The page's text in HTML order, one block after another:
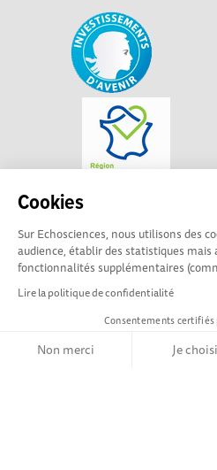
Cookies
Sur Echosciences, nous utilisons des
audience, établir des statistiques mais
fonctionnalités supplémentaires
Lire la politique de confidentialité
Consentements certifiés
Non merci Je